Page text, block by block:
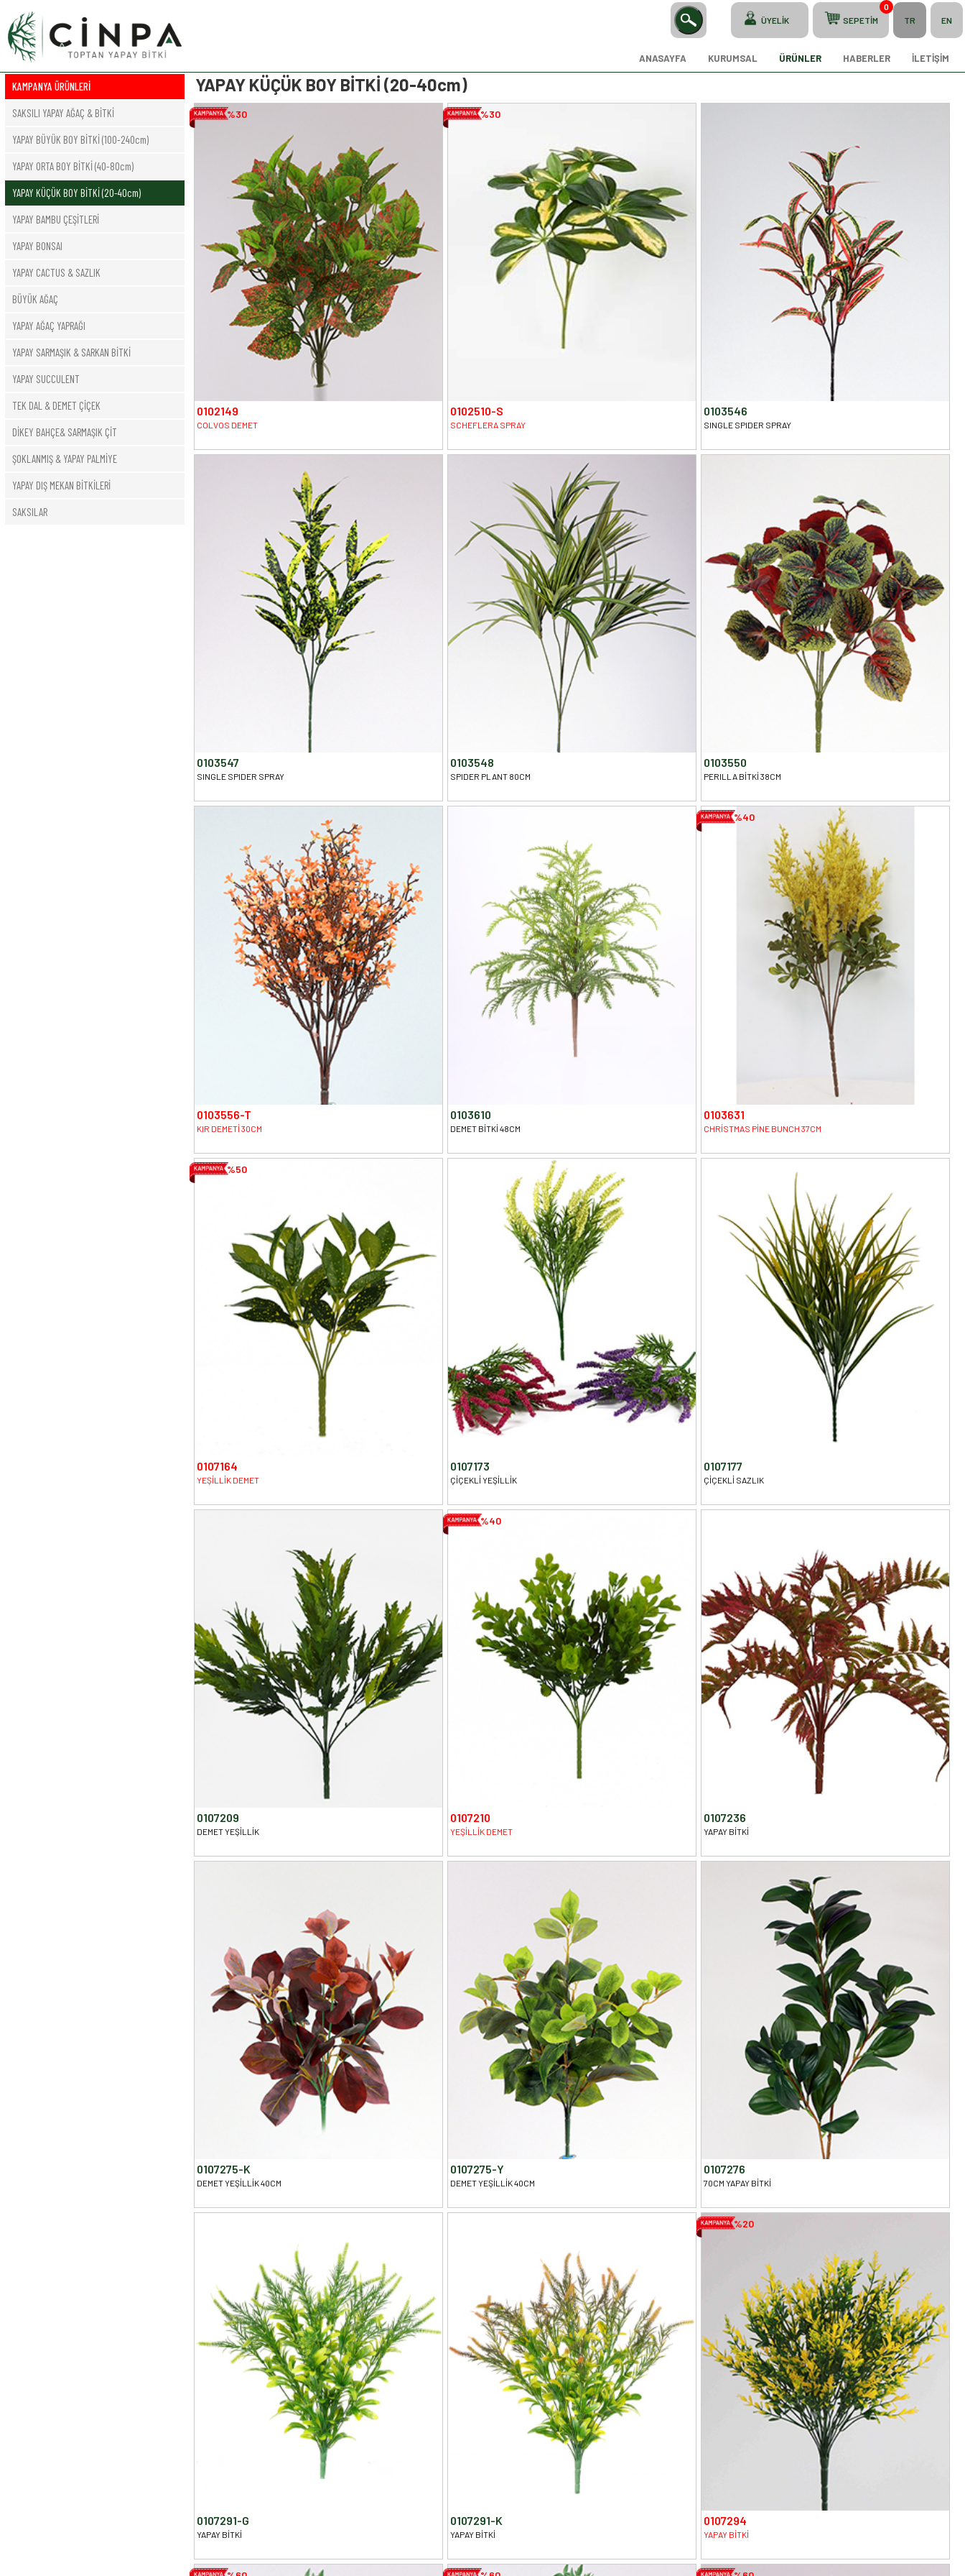
EN
TR
0
SEPETİM
ÜYELİK
İLETİŞİM
HABERLER
ÜRÜNLER
KURUMSAL
ANASAYFA
KAMPANYA ÜRÜNLERİ
SAKSILI YAPAY AĞAÇ & BİTKİ
YAPAY BÜYÜK BOY BİTKİ (100-240cm)
YAPAY ORTA BOY BİTKİ (40-80cm)
YAPAY KÜÇÜK BOY BİTKİ (20-40cm)
YAPAY BAMBU ÇEŞİTLERİ
YAPAY BONSAI
YAPAY CACTUS & SAZLIK
BÜYÜK AĞAÇ
YAPAY AĞAÇ YAPRAĞI
YAPAY SARMAŞIK & SARKAN BİTKİ
YAPAY SUCCULENT
TEK DAL & DEMET ÇİÇEK
DİKEY BAHÇE& SARMAŞIK ÇİT
ŞOKLANMIŞ & YAPAY PALMİYE
YAPAY DIŞ MEKAN BİTKİLERİ
SAKSILAR
YAPAY KÜÇÜK BOY BİTKİ (20-40cm)
%30
0102149
COLVOS DEMET
%30
0102510-S
SCHEFLERA SPRAY
0103546
SINGLE SPIDER SPRAY
0103547
SINGLE SPIDER SPRAY
0103548
SPIDER PLANT 80CM
0103550
PERILLA BİTKİ 38CM
0103556-T
KIR DEMETİ 30CM
0103610
DEMET BİTKİ 48CM
%40
0103631
CHRİSTMAS PİNE BUNCH 37CM
%50
0107164
YEŞİLLİK DEMET
0107173
ÇİÇEKLİ YEŞİLLİK
0107177
ÇİÇEKLİ SAZLIK
0107209
DEMET YEŞİLLİK
%40
0107210
YEŞİLLİK DEMET
0107236
YAPAY BİTKİ
0107275-K
DEMET YEŞİLLİK 40CM
0107275-Y
DEMET YEŞİLLİK 40CM
0107276
70CM YAPAY BİTKİ
0107291-G
YAPAY BİTKİ
0107291-K
YAPAY BİTKİ
%20
0107294
YAPAY BİTKİ